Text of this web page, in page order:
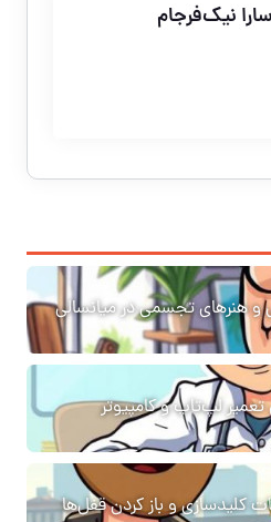
سارا نیک‌فرجام
و هنرهای تجسمی در میانسالی
تعمیر لپ‌تاپ و کامپیوتر
کلیدسازی و باز کردن قفل‌ها